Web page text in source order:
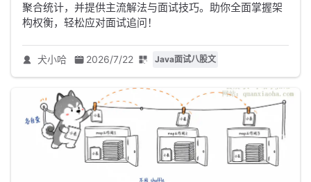
聚合统计，并提供主流解法与面试技巧。助你全面掌握架
构权衡，轻松应对面试追问！
犬小哈 2026/7/22 Java面试八股文